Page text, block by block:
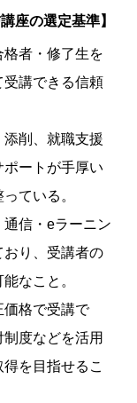
座の選定基準】
格者・修了生を
講できる信頼
添削、就職支援
ートが手厚い
ている。
通信・eラーニン
おり、受講者の
なこと。
価格で受講で
度などを活用
を目指せるこ